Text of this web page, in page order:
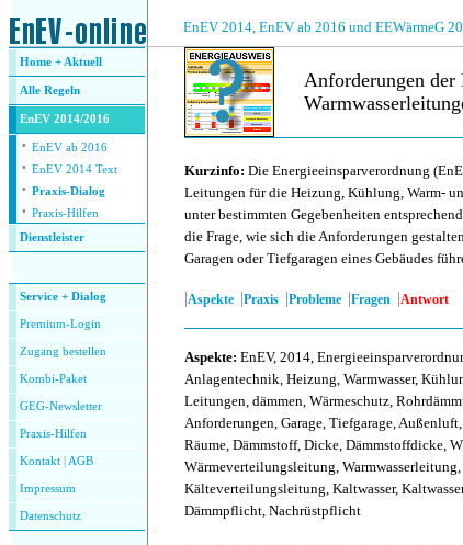
EnEV 2014, EnEV ab 2016 und EEWärmeG
Home + Aktuell
Alle Regeln
EnEV 2014/2016
· EnEV ab 2016
· EnEV 2014 Text
· Praxis-Dialog
· Praxis-Hilfen
Dienstleister
Service + Dialog
Premium-Login
Zugang bestellen
Kombi-Paket
GEG-Newsletter
Praxis-Hilfen
Kontakt AGB
Impressum
Datenschutz
Anforderungen der
Kurzinfo: Die Energieeinsparverordnung
Leitungen für die Heizung, Kühlung, Warm-
unter bestimmten Gegebenheiten
die Frage, wie sich die Anforderungen
Garagen oder Tiefgaragen eines Gebäudes
|Aspekte |Praxis |Probleme |Fragen |Antwort
Aspekte: EnEV, 2014,
Anlagentechnik, Heizung, Warmwasser,
Leitungen, dämmen, Wärmeschutz,
Anforderungen, Garage, Tiefgarage,
Räume, Dämmstoff, Dicke, Dämmstoffdicke,
Wärmeverteilungsleitung,
Kälteverteilungsleitung, Kaltwasser,
Dämmpflicht, Nachrüstpflicht